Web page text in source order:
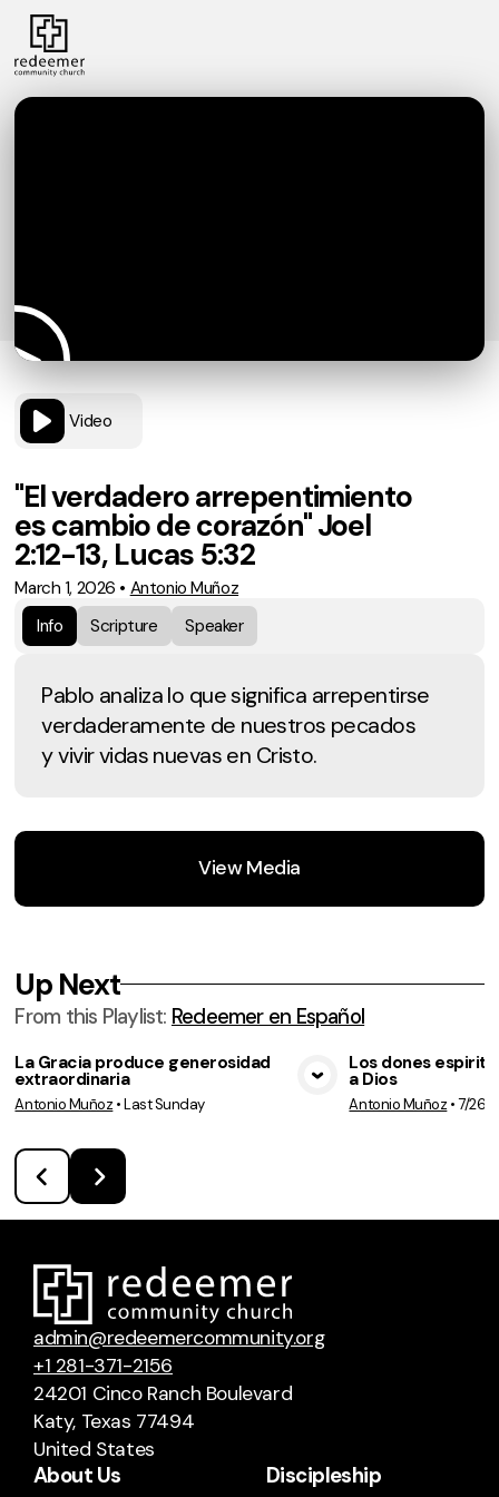
Video
"El verdadero arrepentimiento
es cambio de corazón" Joel
2:12-13, Lucas 5:32
March 1, 2026 • Antonio Muñoz
Info
Scripture Speaker
Pablo analiza lo que significa arrepentirse
verdaderamente de nuestros pecados
y vivir vidas nuevas en Cristo.
View Media
Up Next
From this Playlist: Redeemer en Español
La Gracia produce generosidad
extraordinaria
Antonio Muñoz •Last Sunday
Los dones
a Dios
Antonio Muñoz •7/26/
admin@redeemercommunity.org
+1 281-371-2156
24201 Cinco Ranch Boulevard
Katy, Texas 77494
United States
About Us Discipleship